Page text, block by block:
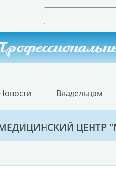
Новости Владельцам
ЦЕНТР